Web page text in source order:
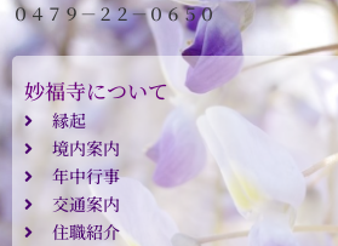
０４７９－２２－０６５０
妙福寺について
縁起
境内案内
年中行事
交通案内
住職紹介